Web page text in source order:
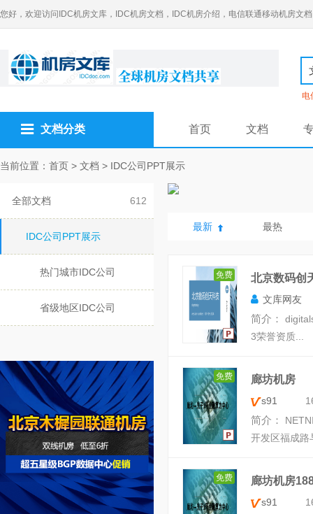
您好，欢迎访问IDC机房文库，IDC机房文档，IDC机房介绍，电信联通移动机房文档
电
文档分类 首页 文档
当前位置： 首页 > 文档 > IDC公司PPT展示
全部文档 612
IDC公司PPT展示
热门城市IDC公司
省级地区IDC公司
最新 最热
免费 北京数码创
文库网友
简介：
3荣誉资质...
免费 廊坊机房
s91
简介：
开发区福成路
免费 廊坊机房
s91